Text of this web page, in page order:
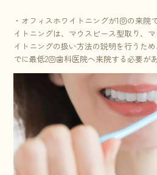
・オフィスホワイトニングが1回の来院
イトニングは、マウスピース型取り、
イトニングの扱い方法の説明を行うた
でに最低2回歯科医院へ来院する必要が